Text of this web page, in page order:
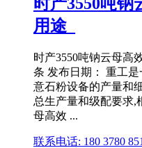
用途_
时产3550吨钠云母高
条 发布日期： 重工
意石粉设备的产量和
总生产量和级配要求,
母高效 ...
联系电话: 180 3780